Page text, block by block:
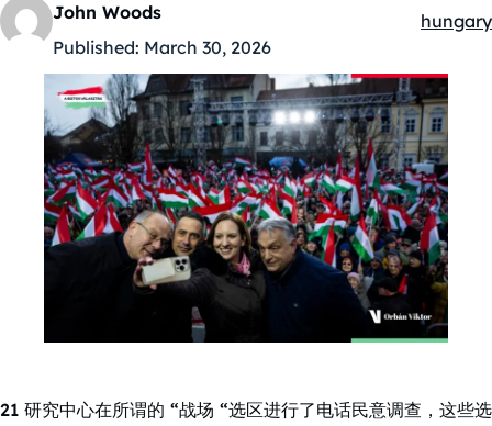
John Woods
Published: March 30, 2026
hungary
21 研究中心在所谓的 “战场 “选区进行了电话民意调查，这些选